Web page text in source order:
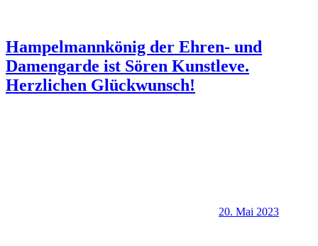
Hampelmannkönig der Ehren- und
Damengarde ist Sören Kunstleve.
Herzlichen Glückwunsch!
20. Mai 2023